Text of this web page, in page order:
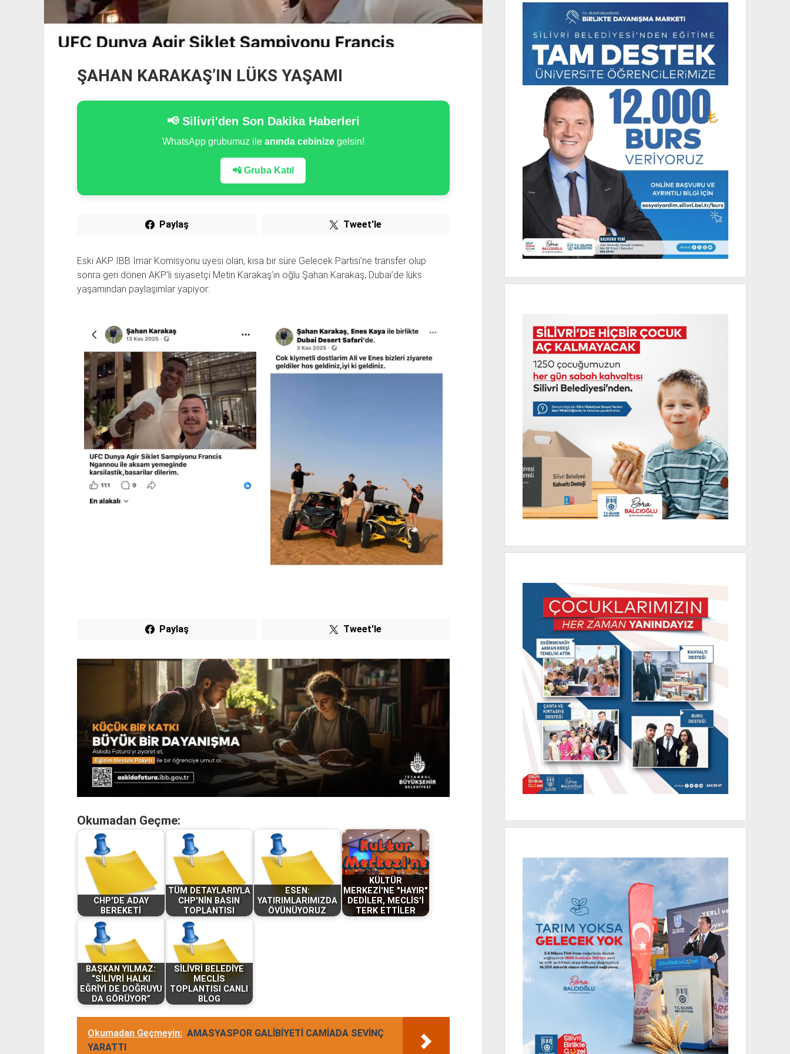
ŞAHAN KARAKAŞ’IN LÜKS YAŞAMI
📢 Silivri'den Son Dakika Haberleri
WhatsApp grubumuz ile anında cebinizegelsin!
📲 Gruba Katıl
Paylaş Tweet'le
Eski AKP İBB İmar Komisyonu üyesi olan, kısa bir süre Gelecek Partisi’ne transfer olup
sonra geri dönen AKP’li siyasetçi Metin Karakaş’ın oğlu Şahan Karakaş, Dubai’de lüks
yaşamından paylaşımlar yapıyor:
Paylaş Tweet'le
Okumadan Geçme:
CHP'DE ADAY
BEREKETİ
TÜM DETAYLARIYLA
CHP'NİN BASIN
TOPLANTISI
ESEN:
YATIRIMLARIMIZDA
ÖVÜNÜYORUZ
KÜLTÜR
MERKEZİ'NE "HAYIR"
DEDİLER, MECLİS'İ
TERK ETTİLER
BAŞKAN YILMAZ:
“SİLİVRİ HALKI
EĞRİYİ DE DOĞRUYU
DA GÖRÜYOR”
SİLİVRİ BELEDİYE
MECLİS
TOPLANTISI CANLI
BLOG
Okumadan Geçmeyin: AMASYASPOR GALİBİYETİ CAMİADA SEVİNÇ
YARATTI